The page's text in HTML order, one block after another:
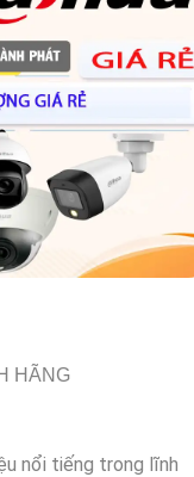
HÃNG
nổi tiếng trong lĩnh